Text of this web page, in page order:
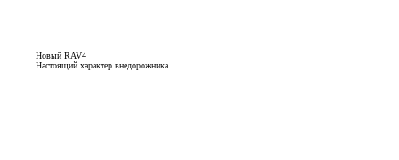
Новый RAV4
Настоящий характер внедорожника